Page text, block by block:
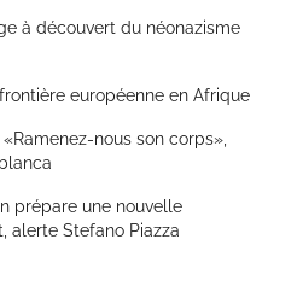
à découvert du néonazisme
européenne en Afrique
nous son corps»,
prépare une nouvelle
alerte Stefano Piazza